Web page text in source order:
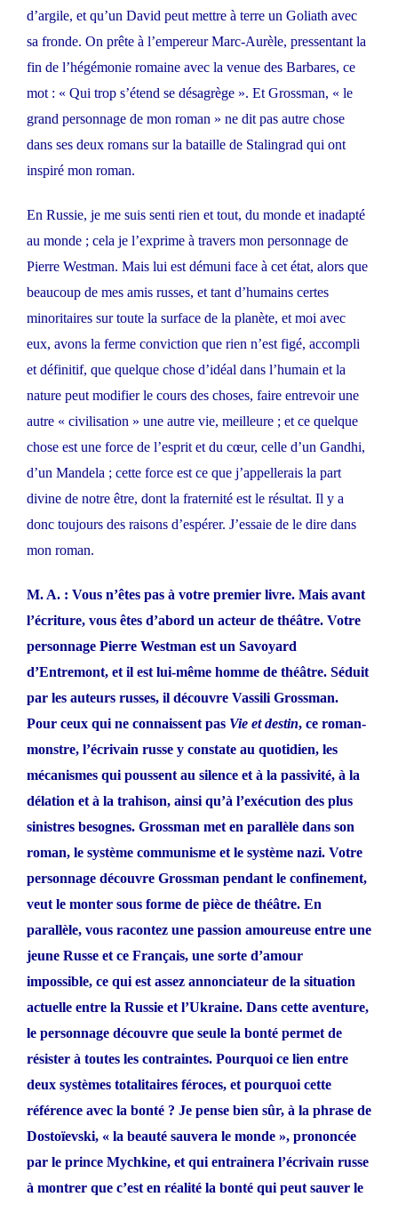
d’argile, et qu’un David peut mettre à terre un Goliath avec
sa fronde. On prête à l’empereur Marc-Aurèle, pressentant la
fin de l’hégémonie romaine avec la venue des Barbares, ce
mot : « Qui trop s’étend se désagrège ». Et Grossman, « le
grand personnage de mon roman » ne dit pas autre chose
dans ses deux romans sur la bataille de Stalingrad qui ont
inspiré mon roman.
En Russie, je me suis senti rien et tout, du monde et inadapté
au monde ; cela je l’exprime à travers mon personnage de
Pierre Westman. Mais lui est démuni face à cet état, alors que
beaucoup de mes amis russes, et tant d’humains certes
minoritaires sur toute la surface de la planète, et moi avec
eux, avons la ferme conviction que rien n’est figé, accompli
et définitif, que quelque chose d’idéal dans l’humain et la
nature peut modifier le cours des choses, faire entrevoir une
autre « civilisation » une autre vie, meilleure ; et ce quelque
chose est une force de l’esprit et du cœur, celle d’un Gandhi,
d’un Mandela ; cette force est ce que j’appellerais la part
divine de notre être, dont la fraternité est le résultat. Il y a
donc toujours des raisons d’espérer. J’essaie de le dire dans
mon roman.
M. A. : Vous n’êtes pas à votre premier livre. Mais avant
l’écriture, vous êtes d’abord un acteur de théâtre. Votre
personnage Pierre Westman est un Savoyard
d’Entremont, et il est lui-même homme de théâtre. Séduit
par les auteurs russes, il découvre Vassili Grossman.
Pour ceux qui ne connaissent pas Vie et destin, ce roman-
monstre, l’écrivain russe y constate au quotidien, les
mécanismes qui poussent au silence et à la passivité, à la
délation et à la trahison, ainsi qu’à l’exécution des plus
sinistres besognes. Grossman met en parallèle dans son
roman, le système communisme et le système nazi. Votre
personnage découvre Grossman pendant le confinement,
veut le monter sous forme de pièce de théâtre. En
parallèle, vous racontez une passion amoureuse entre une
jeune Russe et ce Français, une sorte d’amour
impossible, ce qui est assez annonciateur de la situation
actuelle entre la Russie et l’Ukraine. Dans cette aventure,
le personnage découvre que seule la bonté permet de
résister à toutes les contraintes. Pourquoi ce lien entre
deux systèmes totalitaires féroces, et pourquoi cette
référence avec la bonté ? Je pense bien sûr, à la phrase de
Dostoïevski, « la beauté sauvera le monde », prononcée
par le prince Mychkine, et qui entrainera l’écrivain russe
à montrer que c’est en réalité la bonté qui peut sauver le